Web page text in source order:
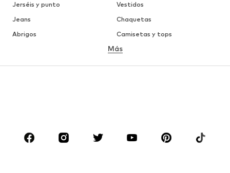
Jerséis y punto
Vestidos
Jeans
Chaquetas
Abrigos
Camisetas y tops
Ropa interior
Faldas
Blusas y camisas
Zapatos
Deporte
Más